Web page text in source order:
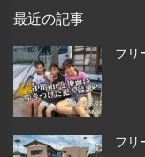
最近の記事
フリ
フリ